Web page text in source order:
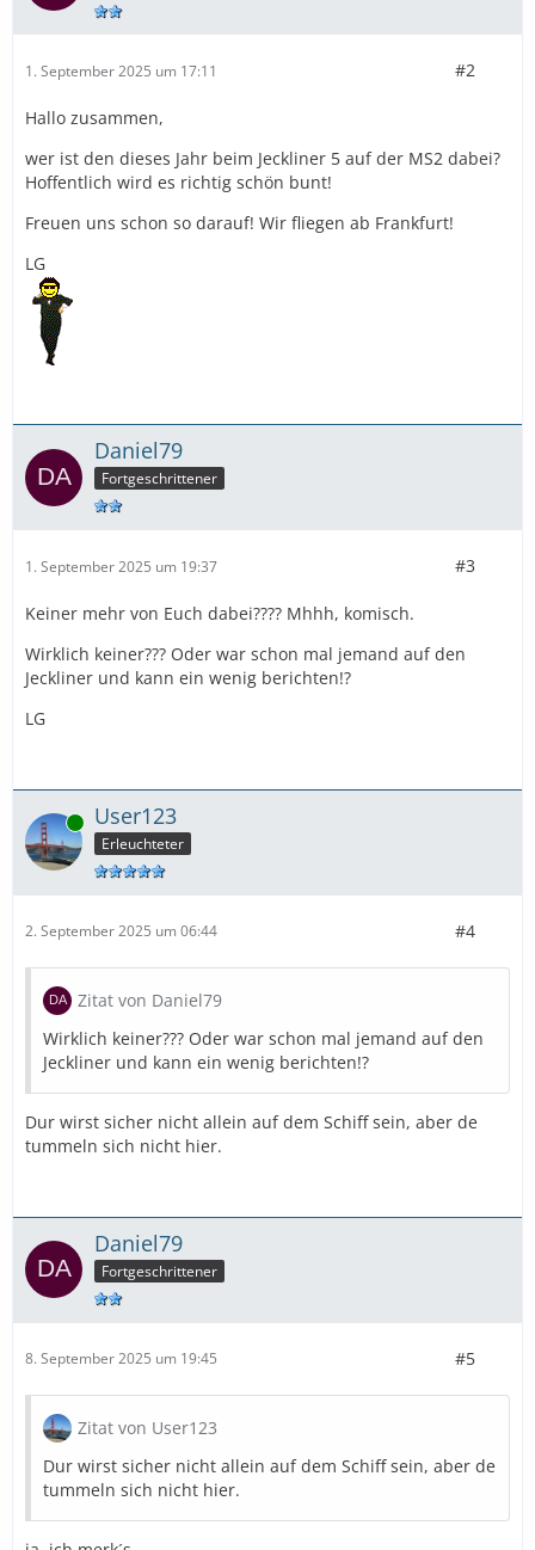
1. September 2025 um 17:11 #2
Hallo zusammen,
wer ist den dieses Jahr beim Jeckliner 5 auf der MS2 dabei?
Hoffentlich wird es richtig schön bunt!
Freuen uns schon so darauf! Wir fliegen ab Frankfurt!
LG
Daniel79
Fortgeschrittener
1. September 2025 um 19:37 #3
Keiner mehr von Euch dabei???? Mhhh, komisch.
Wirklich keiner??? Oder war schon mal jemand auf den
Jeckliner und kann ein wenig berichten!?
LG
Online User123
Erleuchteter
2. September 2025 um 06:44 #4
Zitat von Daniel79
Wirklich keiner??? Oder war schon mal jemand auf den
Jeckliner und kann ein wenig berichten!?
Dur wirst sicher nicht allein auf dem Schiff sein, aber de
tummeln sich nicht hier.
Daniel79
Fortgeschrittener
8. September 2025 um 19:45 #5
Zitat von User123
Dur wirst sicher nicht allein auf dem Schiff sein, aber de
tummeln sich nicht hier.